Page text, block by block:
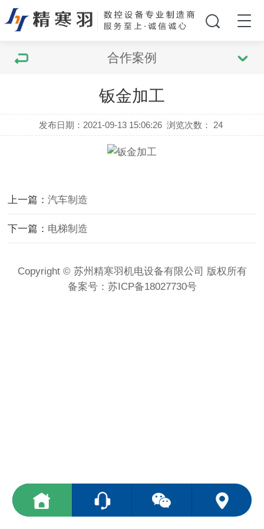
合作案例
钣金加工
发布日期：2021-09-13 15:06:26 浏览次数： 24
上一篇：汽车制造
下一篇： 电梯制造
Copyright © 苏州精寒羽机电设备有限公司 版权所有
备案号： 苏ICP备18027730号